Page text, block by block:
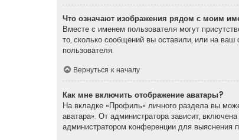
Что означают изображения рядом с моим
Вместе с именем пользователя могут
то, сколько сообщений вы оставили, или на ваш
пользователя.
Вернуться к началу
Как мне включить отображение аватары?
На вкладке «Профиль» личного раздела вы
аватара». От администратора зависит,
администратором конференции для выяснения